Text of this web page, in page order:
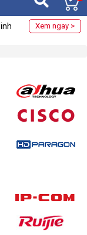
Xem ngay >